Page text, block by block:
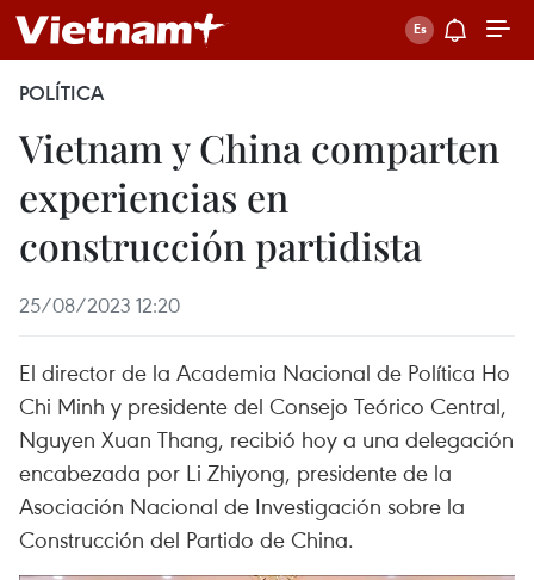
POLÍTICA
Vietnam y China comparten
experiencias en
construcción partidista
25/08/2023 12:20
El director de la Academia Nacional de Política Ho
Chi Minh y presidente del Consejo Teórico Central,
Nguyen Xuan Thang, recibió hoy a una delegación
encabezada por Li Zhiyong, presidente de la
Asociación Nacional de Investigación sobre la
Construcción del Partido de China.